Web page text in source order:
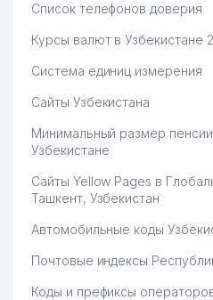
Список телефонов доверия
Курсы валют в Узбекистане
Система единиц измерения
Сайты Узбекистана
Минимальный размер
Узбекистане
Сайты Yellow Pages в
Ташкент, Узбекистан
Автомобильные коды
Почтовые индексы
Коды и префиксы